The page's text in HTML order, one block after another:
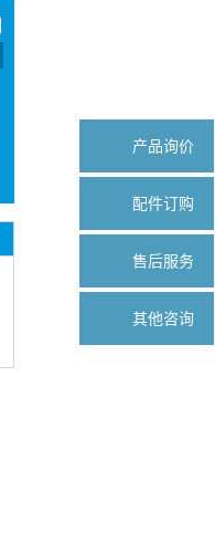
产品询价
配件订购
售后服务
其他咨询